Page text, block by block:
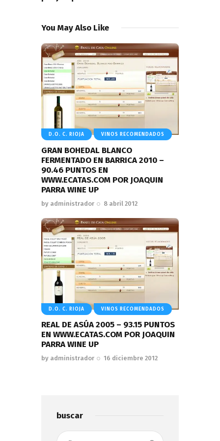
You May Also Like
D.O. C. RIOJA VINOS RECOMENDADOS
GRAN BOHEDAL BLANCO
FERMENTADO EN BARRICA 2010 –
90.46 PUNTOS EN
WWW.ECATAS.COM POR JOAQUIN
PARRA WINE UP
by administrador 8 abril 2012
D.O. C. RIOJA VINOS RECOMENDADOS
REAL DE ASÚA 2005 – 93.15 PUNTOS
EN WWW.ECATAS.COM POR JOAQUIN
PARRA WINE UP
by administrador 16 diciembre 2012
buscar
Buscar: